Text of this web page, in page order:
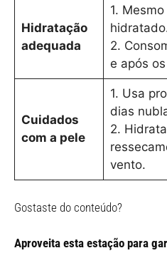
Hidratação
adequada
1.
2.
e após
Cuidados
com a pele
1. Usa
dias
2.
vento.
Gostaste do conteúdo?
Aproveita esta estação para